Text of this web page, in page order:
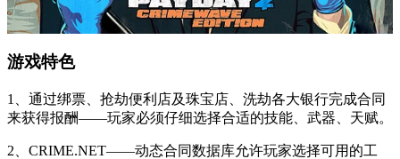
游戏特色
1、通过绑票、抢劫便利店及珠宝店、洗劫各大银行完成合同
来获得报酬——玩家必须仔细选择合适的技能、武器、天赋。
2、CRIME.NET——动态合同数据库允许玩家选择可用的工